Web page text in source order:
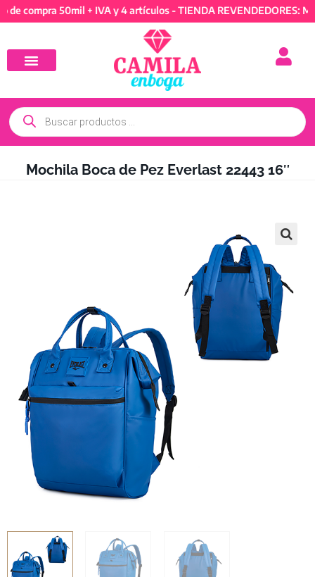
compra 50mil + IVA y 4 artículos - TIENDA REVENDEDORES:
Mochila Boca de Pez Everlast 22443 16″